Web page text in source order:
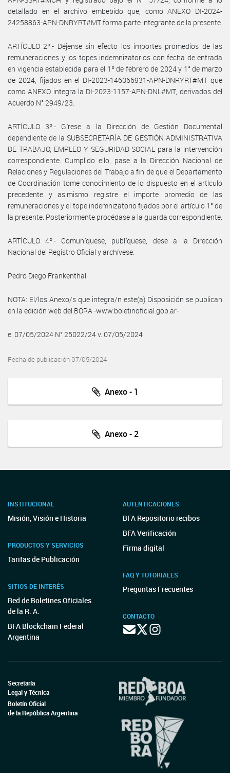
detallado en el archivo embebido que, como ANEXO DI-2024-
24258863-APN-DNRYRT#MT forma parte integrante de la presente.
ARTÍCULO 2º.- Déjense sin efecto los importes promedios de las
remuneraciones y los topes indemnizatorios con fecha de entrada
en vigencia establecida para el 1º de febrero de 2024 y 1° de marzo
de 2024, fijados en el DI-2023-146066931-APN-DNRYRT#MT que
como ANEXO integra la DI-2023-1157-APN-DNL#MT, derivados del
Acuerdo N° 2949/23.
ARTÍCULO 3º.- Gírese a la Dirección de Gestión Documental
dependiente de la SUBSECRETARÍA DE GESTIÓN ADMINISTRATIVA
DE TRABAJO, EMPLEO Y SEGURIDAD SOCIAL para la intervención
correspondiente. Cumplido ello, pase a la Dirección Nacional de
Relaciones y Regulaciones del Trabajo a fin de que el Departamento
de Coordinación tome conocimiento de lo dispuesto en el artículo
precedente y asimismo registre el importe promedio de las
remuneraciones y el tope indemnizatorio fijados por el artículo 1° de
la presente. Posteriormente procédase a la guarda correspondiente.
ARTÍCULO 4º.- Comuníquese, publíquese, dese a la Dirección
Nacional del Registro Oficial y archívese.
Pedro Diego Frankenthal
NOTA: El/los Anexo/s que integra/n este(a) Disposición se publican
en la edición web del BORA -www.boletinoficial.gob.ar-
e. 07/05/2024 N° 25022/24 v. 07/05/2024
Fecha de publicación 07/05/2024
Anexo - 1
Anexo - 2
INSTITUCIONAL
Misión, Visión e Historia
PRODUCTOS Y SERVICIOS
Tarifas de Publicación
SITIOS DE INTERÉS
Red de Boletines Oficiales
de la R. A.
BFA Blockchain Federal
Argentina
AUTENTICACIONES
BFA Repositorio recibos
BFA Verificación
Firma digital
FAQ Y TUTORIALES
Preguntas Frecuentes
CONTACTO
Secretaría
Legal y Técnica
Boletín Oficial
de la República Argentina